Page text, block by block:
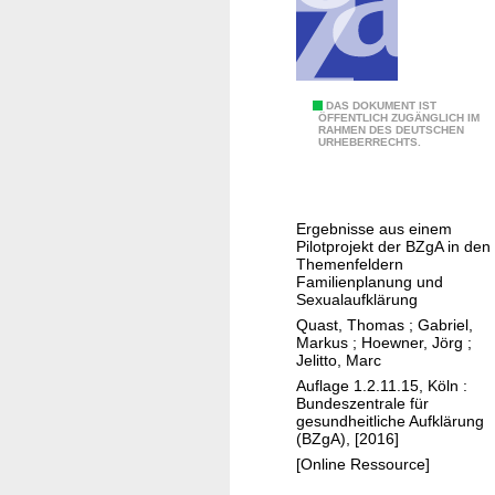
e
e
s
e
i
m
A
l
t
e
r
-
Ü
DAS DOKUMENT IST
ÖFFENTLICH ZUGÄNGLICH IM
RAHMEN DES DEUTSCHEN
URHEBERRECHTS.
l
M
e
d
i
a
i
n
d
e
Ergebnisse aus einem
Pilotprojekt der BZgA in den
Themenfeldern
Familienplanung und
Sexualaufklärung
Quast, Thomas ; Gabriel,
Markus ; Hoewner, Jörg ;
Jelitto, Marc
Auflage 1.2.11.15, Köln :
Bundeszentrale für
gesundheitliche Aufklärung
(BZgA), [2016]
[Online Ressource]